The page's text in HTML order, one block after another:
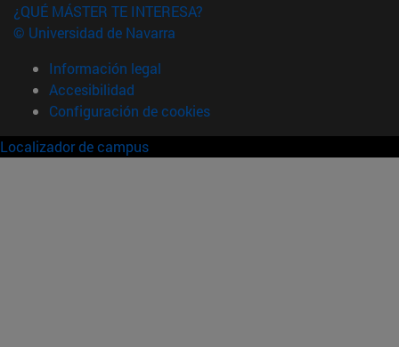
¿QUÉ MÁSTER TE INTERESA?
© Universidad de Navarra
Información legal
Accesibilidad
Configuración de cookies
Localizador de campus